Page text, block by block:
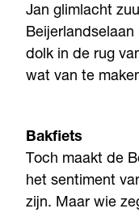
Jan glimlacht
dolk in de rug
wat van te
Bakfiets
Toch maakt de
het sentiment
zijn. Maar wie